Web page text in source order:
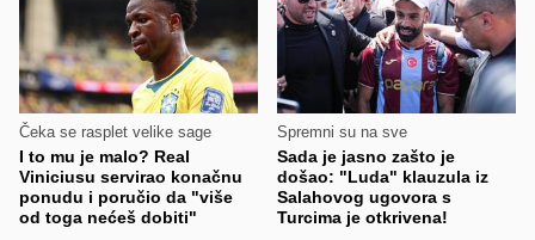
Čeka se rasplet velike sage
I to mu je malo? Real
Viniciusu servirao konačnu
ponudu i poručio da "više
od toga nećeš dobiti"
Spremni su na sve
Sada je jasno zašto je
došao: "Luda" klauzula iz
Salahovog ugovora s
Turcima je otkrivena!